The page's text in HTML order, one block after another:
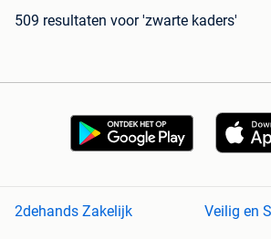
509 resultaten voor 'zwarte kaders'
2dehands Zakelijk
Veilig en